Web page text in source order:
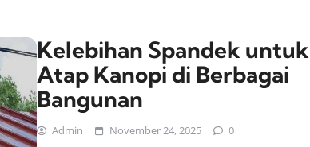
Kelebihan Spandek untuk
Atap Kanopi di Berbagai
Bangunan
Admin November 24, 2025 0